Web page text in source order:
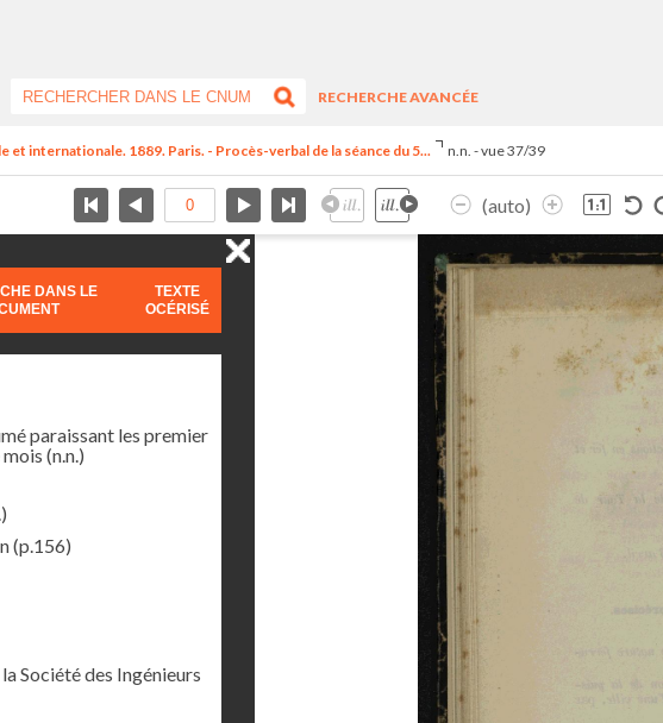
RECHERCHE AVANCÉE
et internationale. 1889. Paris. - Procès-verbal de la séance du 5... n.n. - vue 37/39
(auto)
DANS LE
TEXTE
OCÉRISÉ
paraissant les premier
(n.n.)
(p.156)
Société des Ingénieurs